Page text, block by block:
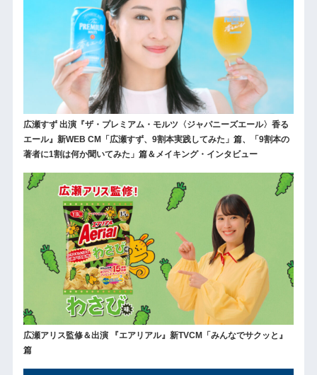
広瀬すず 出演『ザ・プレミアム・モルツ〈ジャパニーズエール〉香る
エール』新WEB CM「広瀬すず、9割本実践してみた」篇、「9割本の
著者に1割は何か聞いてみた」篇＆メイキング・インタビュー
広瀬アリス監修＆出演 『エアリアル』新TVCM「みんなでサクッと』
篇